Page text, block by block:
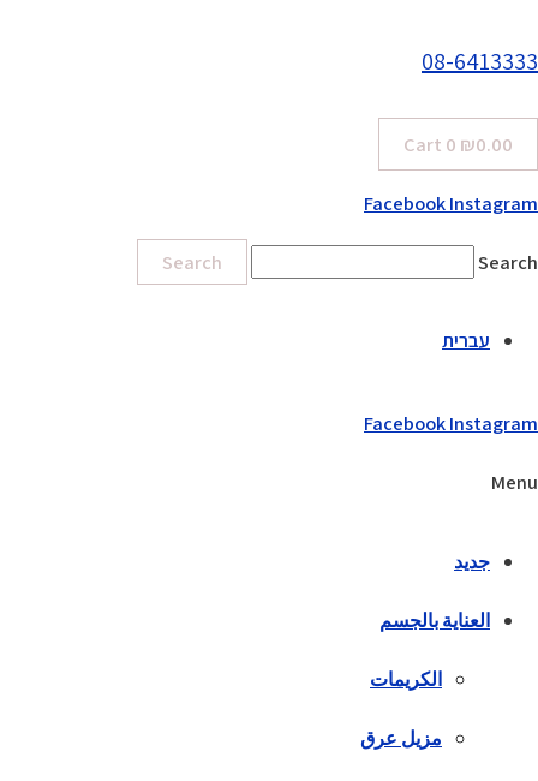
08-6413333
₪0.00
0
Cart
FacebookInstagram
Search
Search
עברית
FacebookInstagram
Menu
جديد
العناية بالجسم
الكريمات
مزيل عرق